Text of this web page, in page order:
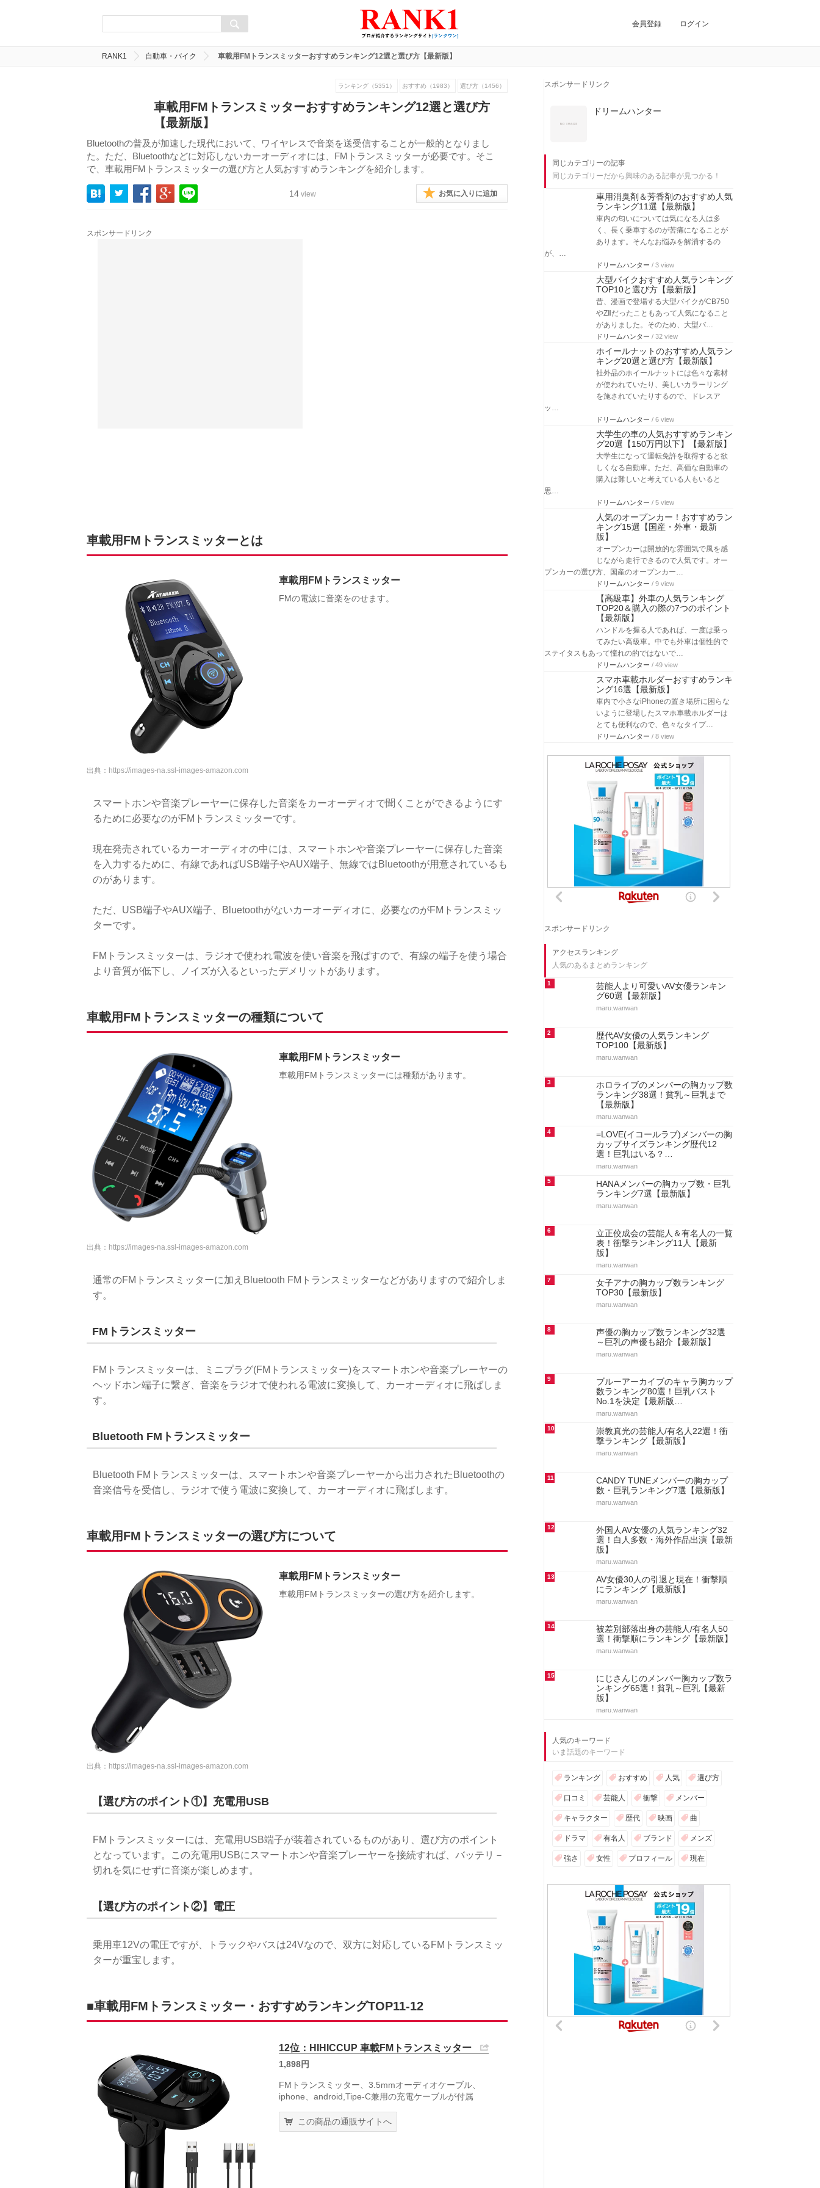
会員登録 ログイン
RANK1 自動車・バイク 車載用FMトランスミッターおすすめランキング12選と選び方【最新版】
ランキング（5351） おすすめ（1983） 選び方（1456）
車載用FMトランスミッターおすすめランキング12選と選び方
【最新版】
Bluetoothの普及が加速した現代において、ワイヤレスで音楽を送受信することが一般的となりまし
た。ただ、Bluetoothなどに対応しないカーオーディオには、FMトランスミッターが必要です。そこ
で、車載用FMトランスミッターの選び方と人気おすすめランキングを紹介します。
14 view お気に入りに追加
スポンサードリンク
車載用FMトランスミッターとは
車載用FMトランスミッター
FMの電波に音楽をのせます。
出典： https://images-na.ssl-images-amazon.com
スマートホンや音楽プレーヤーに保存した音楽をカーオーディオで聞くことができるようにす
るために必要なのがFMトランスミッターです。
現在発売されているカーオーディオの中には、スマートホンや音楽プレーヤーに保存した音楽
を入力するために、有線であればUSB端子やAUX端子、無線ではBluetoothが用意されているも
のがあります。
ただ、USB端子やAUX端子、Bluetoothがないカーオーディオに、必要なのがFMトランスミッ
ターです。
FMトランスミッターは、ラジオで使われ電波を使い音楽を飛ばすので、有線の端子を使う場合
より音質が低下し、ノイズが入るといったデメリットがあります。
車載用FMトランスミッターの種類について
車載用FMトランスミッター
車載用FMトランスミッターには種類があります。
出典： https://images-na.ssl-images-amazon.com
通常のFMトランスミッターに加えBluetooth FMトランスミッターなどがありますので紹介しま
す。
FMトランスミッター
FMトランスミッターは、ミニプラグ(FMトランスミッター)をスマートホンや音楽プレーヤーの
ヘッドホン端子に繋ぎ、音楽をラジオで使われる電波に変換して、カーオーディオに飛ばしま
す。
Bluetooth FMトランスミッター
Bluetooth FMトランスミッターは、スマートホンや音楽プレーヤーから出力されたBluetoothの
音楽信号を受信し、ラジオで使う電波に変換して、カーオーディオに飛ばします。
車載用FMトランスミッターの選び方について
車載用FMトランスミッター
車載用FMトランスミッターの選び方を紹介します。
出典： https://images-na.ssl-images-amazon.com
【選び方のポイント①】充電用USB
FMトランスミッターには、充電用USB端子が装着されているものがあり、選び方のポイント
となっています。この充電用USBにスマートホンや音楽プレーヤーを接続すれば、バッテリ－
切れを気にせずに音楽が楽しめます。
【選び方のポイント②】電圧
乗用車12Vの電圧ですが、トラックやバスは24Vなので、双方に対応しているFMトランスミッ
ターが重宝します。
■車載用FMトランスミッター・おすすめランキングTOP11-12
12位：HIHICCUP 車載FMトランスミッター
1,898円
FMトランスミッター、3.5mmオーディオケーブル、
iphone、android,Tipe-C兼用の充電ケーブルが付属
この商品の通販サイトへ
スポンサードリンク
ドリームハンター
同じカテゴリーの記事
同じカテゴリーだから興味のある記事が見つかる！
車用消臭剤＆芳香剤のおすすめ人気
ランキング11選【最新版】
車内の匂いについては気になる人は多
く、長く乗車するのが苦痛になることが
あります。そんなお悩みを解消するの
が、…
ドリームハンター / 3 view
大型バイクおすすめ人気ランキング
TOP10と選び方【最新版】
昔、漫画で登場する大型バイクがCB750
やZⅡだったこともあって人気になること
がありました。そのため、大型バ…
ドリームハンター / 32 view
ホイールナットのおすすめ人気ラン
キング20選と選び方【最新版】
社外品のホイールナットには色々な素材
が使われていたり、美しいカラーリング
を施されていたりするので、ドレスア
ッ…
ドリームハンター / 6 view
大学生の車の人気おすすめランキン
グ20選【150万円以下】【最新版】
大学生になって運転免許を取得すると欲
しくなる自動車。ただ、高価な自動車の
購入は難しいと考えている人もいると
思…
ドリームハンター / 5 view
人気のオープンカー！おすすめラン
キング15選【国産・外車・最新
版】
オープンカーは開放的な雰囲気で風を感
じながら走行できるので人気です。オー
プンカーの選び方、国産のオープンカー…
ドリームハンター / 9 view
【高級車】外車の人気ランキング
TOP20＆購入の際の7つのポイント
【最新版】
ハンドルを握る人であれば、一度は乗っ
てみたい高級車。中でも外車は個性的で
ステイタスもあって憧れの的ではないで…
ドリームハンター / 49 view
スマホ車載ホルダーおすすめランキ
ング16選【最新版】
車内で小さなiPhoneの置き場所に困らな
いように登場したスマホ車載ホルダーは
とても便利なので、色々なタイプ…
ドリームハンター / 8 view
スポンサードリンク
アクセスランキング
人気のあるまとめランキング
1
芸能人より可愛いAV女優ランキン
グ60選【最新版】
maru.wanwan
2
歴代AV女優の人気ランキング
TOP100【最新版】
maru.wanwan
3
ホロライブのメンバーの胸カップ数
ランキング38選！貧乳～巨乳まで
【最新版】
maru.wanwan
4
=LOVE(イコールラブ)メンバーの胸
カップサイズランキング歴代12
選！巨乳はいる？…
maru.wanwan
5
HANAメンバーの胸カップ数・巨乳
ランキング7選【最新版】
maru.wanwan
6
立正佼成会の芸能人＆有名人の一覧
表！衝撃ランキング11人【最新
版】
maru.wanwan
7
女子アナの胸カップ数ランキング
TOP30【最新版】
maru.wanwan
8
声優の胸カップ数ランキング32選
～巨乳の声優も紹介【最新版】
maru.wanwan
9
ブルーアーカイブのキャラ胸カップ
数ランキング80選！巨乳バスト
No.1を決定【最新版…
maru.wanwan
10
崇教真光の芸能人/有名人22選！衝
撃ランキング【最新版】
maru.wanwan
11
CANDY TUNEメンバーの胸カップ
数・巨乳ランキング7選【最新版】
maru.wanwan
12
外国人AV女優の人気ランキング32
選！白人多数・海外作品出演【最新
版】
maru.wanwan
13
AV女優30人の引退と現在！衝撃順
にランキング【最新版】
maru.wanwan
14
被差別部落出身の芸能人/有名人50
選！衝撃順にランキング【最新版】
maru.wanwan
15
にじさんじのメンバー胸カップ数ラ
ンキング65選！貧乳～巨乳【最新
版】
maru.wanwan
人気のキーワード
いま話題のキーワード
ランキング おすすめ 人気 選び方
口コミ 芸能人 衝撃 メンバー
キャラクター 歴代 映画 曲
ドラマ 有名人 ブランド メンズ
強さ 女性 プロフィール 現在